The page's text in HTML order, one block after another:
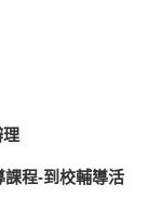
理
程-到校輔導活